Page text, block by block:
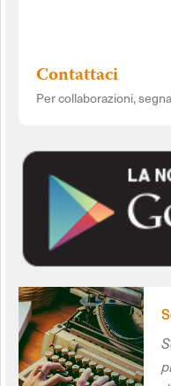
Contattaci
Per collaborazioni,